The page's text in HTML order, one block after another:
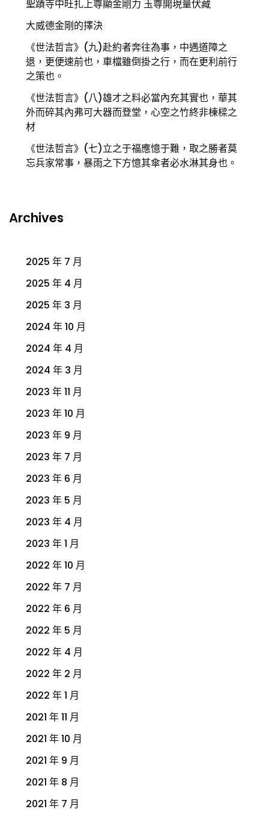
聖蹟寺中旺扎上尊顯金剛力 玉尊開現量伏藏
大威德金剛的擇決
《世法哲言》(九)赴約者奔往為事，中遇道障之
退，更便速前也，車檔雖倒掛之行，而在更利前行
之策也。
《世法哲言》(八)雄才之料必當內充其實也，華其
外而碎其內弗可大器而登堂，心空之竹終非棟樑之
材
《世法哲言》(七)立之于福應憶于難，取之勝者莫
忘兵家常事，暴雨之下方憶其傘者必水淋其身也。
Archives
2025 年 7 月
2025 年 4 月
2025 年 3 月
2024 年 10 月
2024 年 4 月
2024 年 3 月
2023 年 11 月
2023 年 10 月
2023 年 9 月
2023 年 7 月
2023 年 6 月
2023 年 5 月
2023 年 4 月
2023 年 1 月
2022 年 10 月
2022 年 7 月
2022 年 6 月
2022 年 5 月
2022 年 4 月
2022 年 2 月
2022 年 1 月
2021 年 11 月
2021 年 10 月
2021 年 9 月
2021 年 8 月
2021 年 7 月